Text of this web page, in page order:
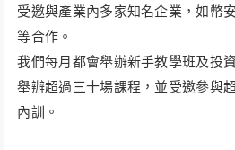
受邀與產業內多家知名企業，如幣
等合作。
我們每月都會舉辦新手教學班及投
舉辦超過三十場課程，並受邀參與
內訓。